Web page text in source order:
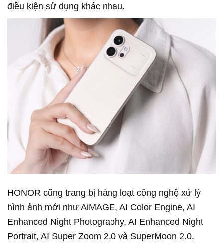
điều kiện sử dụng khác nhau.
HONOR cũng trang bị hàng loạt công nghệ xử lý
hình ảnh mới như AiMAGE, AI Color Engine, AI
Enhanced Night Photography, AI Enhanced Night
Portrait, AI Super Zoom 2.0 và SuperMoon 2.0.